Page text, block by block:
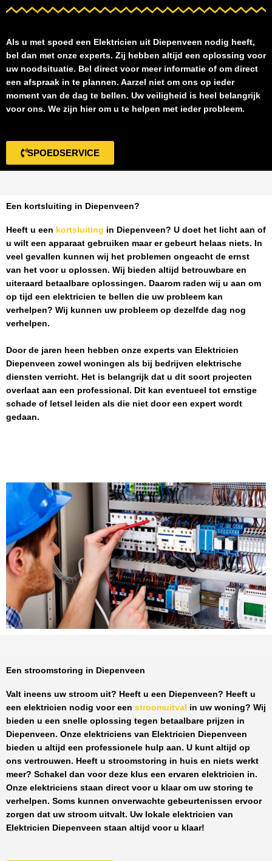
Als u met spoed een Elektricien uit Diepenveen nodig heeft,
bel dan met onze experts. Zij hebben altijd een oplossing voor
uw noodsituatie. Bel direct voor meer informatie of om direct
een afspraak in te plannen. Aarzel niet om ons op ieder
moment van de dag te bellen. Uw veiligheid is heel belangrijk
voor ons. We zijn hier om u te helpen met ieder probleem.
SPOEDSERVICE
Een kortsluiting in Diepenveen?
Heeft u een kortsluiting in Diepenveen? U doet het licht aan of
u wilt een apparaat gebruiken maar er gebeurt helaas niets. In
veel gevallen kunnen wij het problemen ongeacht de ernst
van het voor u oplossen. Wij bieden altijd betrouwbare en
uiteraard betaalbare oplossingen. Daarom raden wij u aan om
op tijd een elektricien te bellen die uw probleem kan
verhelpen? Wij kunnen uw probleem op dezelfde dag nog
verhelpen.
Door de jaren heen hebben onze experts van Elektricien
Diepenveen zowel woningen als bij bedrijven elektrische
diensten verricht. Het is belangrijk dat u dit soort projecten
overlaat aan een professional. Dit kan eventueel tot ernstige
schade of letsel leiden als die niet door een expert wordt
gedaan.
Een stroomstoring in Diepenveen
Valt ineens uw stroom uit? Heeft u een Diepenveen? Heeft u
een elektricien nodig voor een stroomuitval in uw woning? Wij
bieden u een snelle oplossing tegen betaalbare prijzen in
Diepenveen. Onze elektriciens van Elektricien Diepenveen
bieden u altijd een professionele hulp aan. U kunt altijd op
ons vertrouwen. Heeft u stroomstoring in huis en niets werkt
meer? Schakel dan voor deze klus een ervaren elektricien in.
Onze elektriciens staan direct voor u klaar om uw storing te
verhelpen. Soms kunnen onverwachte gebeurtenissen ervoor
zorgen dat uw stroom uitvalt. Uw lokale elektricien van
Elektricien Diepenveen staan altijd voor u klaar!